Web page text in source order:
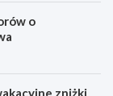
o
zniżki